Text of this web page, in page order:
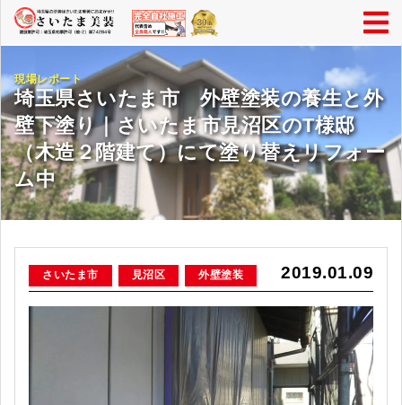
現場レポート
埼玉県さいたま市 外壁塗装の養生と外
壁下塗り｜さいたま市見沼区のT様邸
（木造２階建て）にて塗り替えリフォー
ム中
2019.01.09
さいたま市 見沼区 外壁塗装